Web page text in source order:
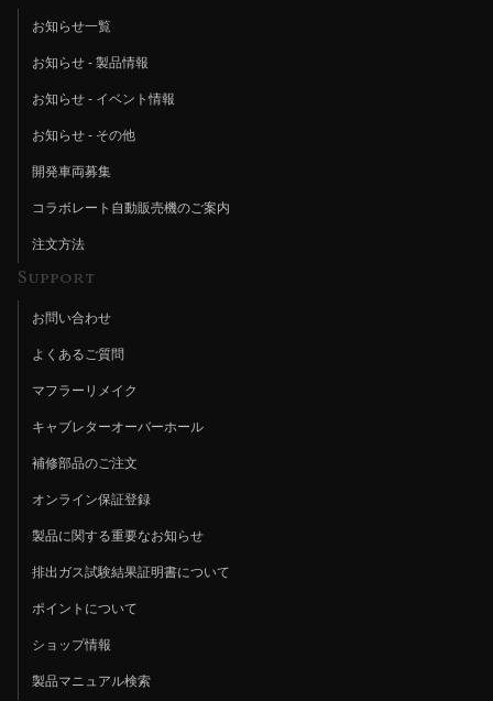
お知らせ一覧
お知らせ - 製品情報
お知らせ - イベント情報
お知らせ - その他
開発車両募集
コラボレート自動販売機のご案内
注文方法
Support
お問い合わせ
よくあるご質問
マフラーリメイク
キャブレターオーバーホール
補修部品のご注文
オンライン保証登録
製品に関する重要なお知らせ
排出ガス試験結果証明書について
ポイントについて
ショップ情報
製品マニュアル検索